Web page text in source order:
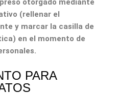
otorgado mediante
(rellenar el
y marcar la casilla de
en el momento de
PARA